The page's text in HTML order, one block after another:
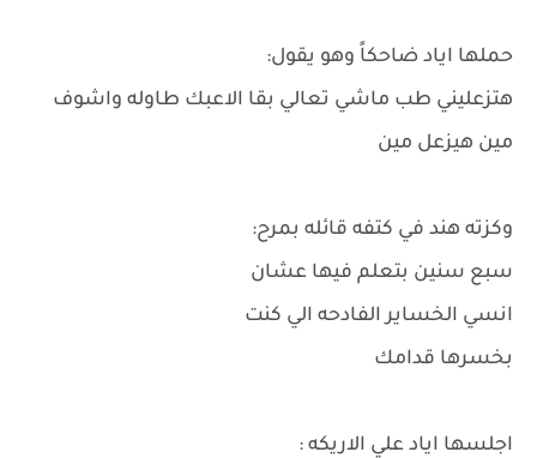
حملها اياد ضاحكاً وهو يقول:
هتزعليني طب ماشي تعالي بقا الاعبك طاوله واشوف
مين هيزعل مين
وكزته هند في كتفه قائله بمرح:
سبع سنين بتعلم فيها عشان
انسي الخساير الفادحه الي كنت
بخسرها قدامك
اجلسها اياد علي الاريكه :